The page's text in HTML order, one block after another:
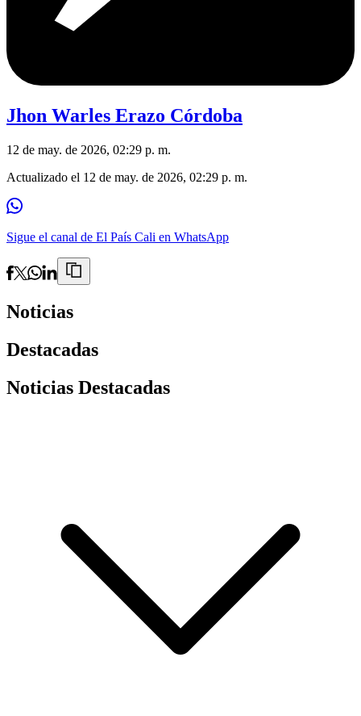
Jhon Warles Erazo Córdoba
12 de may. de 2026, 02:29 p. m.
Actualizado el 12 de may. de 2026, 02:29 p. m.
Sigue el canal de El País Cali en WhatsApp
Noticias
Destacadas
Noticias Destacadas